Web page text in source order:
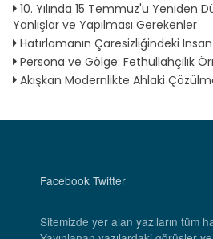
10. Yılında 15 Temmuz'u Yeniden
Yanlışlar ve Yapılması Gerekenler
Hatırlamanın Çaresizliğindeki İnsan
Persona ve Gölge: Fethullahçılık
Akışkan Modernlikte Ahlaki
Facebook Twitter
Sitemizde yer alan yazıların tüm